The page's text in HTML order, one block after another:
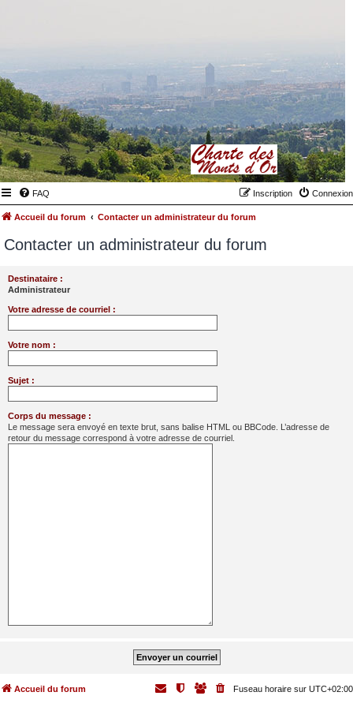
FAQ Connexion
Inscription
Accueil du forum Contacter un administrateur du forum
Contacter un administrateur du forum
Destinataire :
Administrateur
Votre adresse de courriel :
Votre nom :
Sujet :
Corps du message :
Le message sera envoyé en texte brut, sans balise HTML ou BBCode. L’adresse de
retour du message correspond à votre adresse de courriel.
Accueil du forum Fuseau horaire sur UTC+02:00